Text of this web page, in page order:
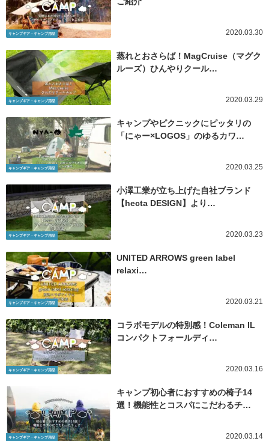
キャンプギア・キャンプ用品 2020.03.30
キャンプギア・キャンプ用品
蒸れとおさらば！MagCruise（マグク
ルーズ）ひんやりクール…
2020.03.29
キャンプギア・キャンプ用品
キャンプやピクニックにピッタリの
「にゃー×LOGOS」のゆるカワ…
2020.03.25
キャンプギア・キャンプ用品
小澤工業が立ち上げた自社ブランド
【hecta DESIGN】より…
2020.03.23
キャンプギア・キャンプ用品
UNITED ARROWS green label
relaxi…
2020.03.21
キャンプギア・キャンプ用品
コラボモデルの特別感！Coleman IL
コンパクトフォールディ…
2020.03.16
キャンプギア・キャンプ用品
キャンプ初心者におすすめの椅子14
選！機能性とコスパにこだわるチ…
2020.03.14